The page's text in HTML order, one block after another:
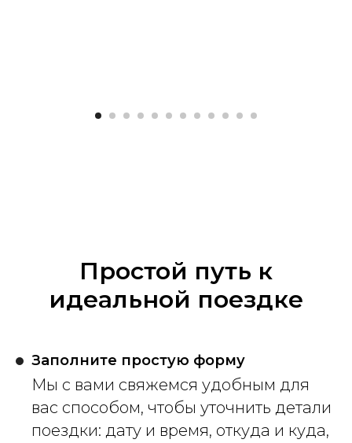
Простой путь к
идеальной поездке
Заполните простую форму
Мы с вами свяжемся удобным для
вас способом, чтобы уточнить детали
поездки: дату и время, откуда и куда,